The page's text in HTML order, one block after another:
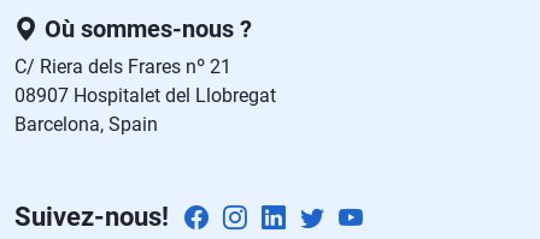
e
st
e
c
a
o
Où sommes-nous ?
C/ Riera dels Frares nº 21
08907 Hospitalet del Llobregat
Barcelona, Spain
Suivez-nous!